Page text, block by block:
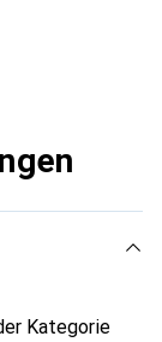
Kategorie